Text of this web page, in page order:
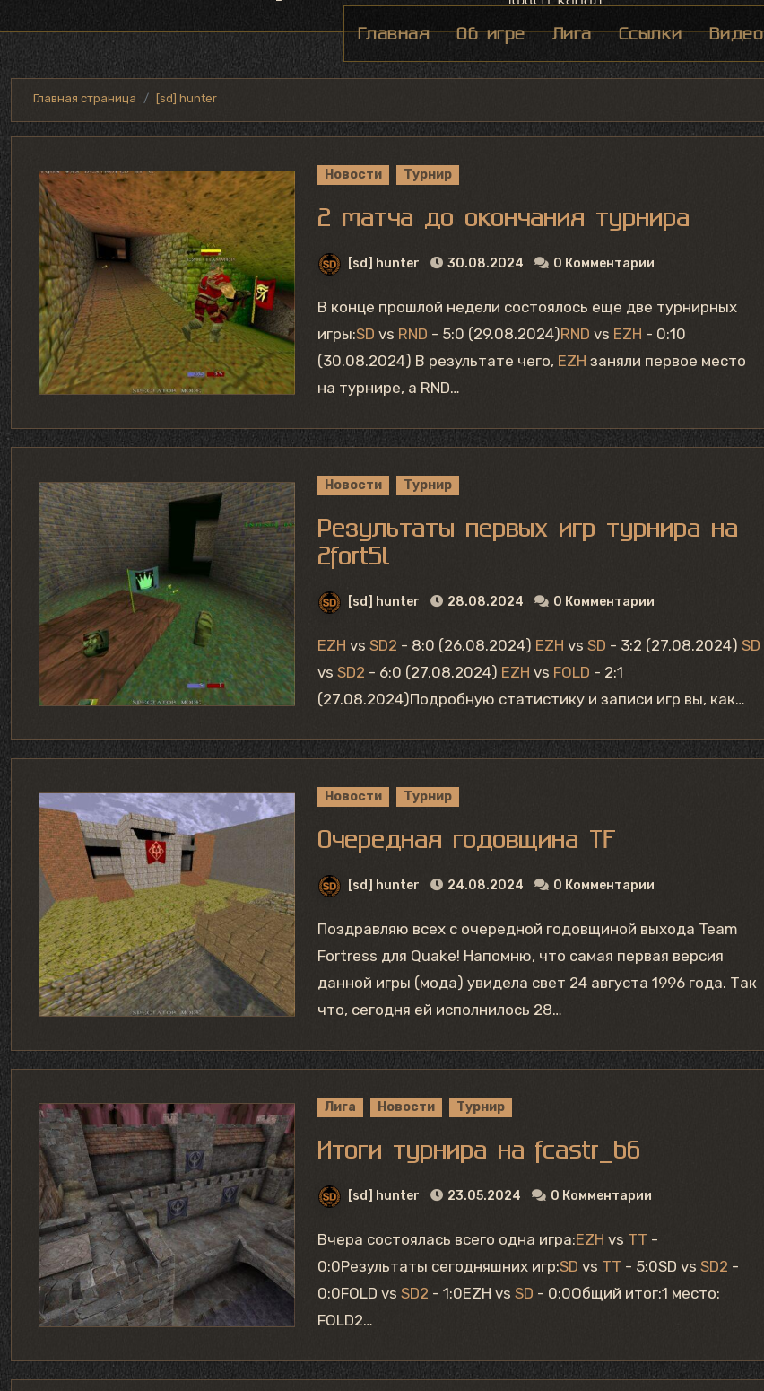
Главная Об игре Лига Ссылки Видео
Главная страница [sd] hunter
Новости Турнир
2 матча до окончания турнира
[sd] hunter 30.08.2024 0 Комментарии
В конце прошлой недели состоялось еще две турнирных
игры:SD vs RND - 5:0 (29.08.2024)RND vs EZH - 0:10
(30.08.2024) В результате чего, EZH заняли первое место
на турнире, а RND…
Новости Турнир
Результаты первых игр турнира на
2fort5l
[sd] hunter 28.08.2024 0 Комментарии
EZH vsSD2 - 8:0 (26.08.2024) EZH vsSD - 3:2 (27.08.2024)SD
vsSD2 - 6:0 (27.08.2024) EZH vs FOLD - 2:1
(27.08.2024)Подробную статистику и записи игр вы, как…
Новости Турнир
Очередная годовщина TF
[sd] hunter 24.08.2024 0 Комментарии
Поздравляю всех с очередной годовщиной выхода Team
Fortress для Quake! Напомню, что самая первая версия
данной игры (мода) увидела свет 24 августа 1996 года. Так
что, сегодня ей исполнилось 28…
Лига Новости Турнир
Итоги турнира на fcastr_b6
[sd] hunter 23.05.2024 0 Комментарии
Вчера состоялась всего одна игра:EZH vs TT -
0:0Результаты сегодняшних игр:SD vs TT - 5:0SD vsSD2 -
0:0FOLD vsSD2 - 1:0EZH vsSD - 0:0Общий итог:1 место:
FOLD2…